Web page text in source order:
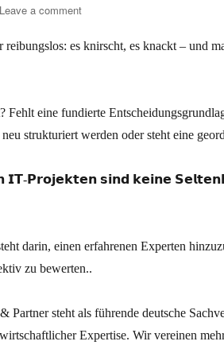
Leave a comment
es knirscht, es knackt – und
Fehlt eine fundierte
strukturiert werden oder steht eine
𝗜𝗧-𝗣𝗿𝗼𝗷𝗲𝗸𝘁𝗲𝗻 𝘀𝗶𝗻𝗱 𝗸𝗲𝗶𝗻𝗲
darin, einen erfahrenen Experten
zu bewerten..
Partner steht als führende deutsche
Expertise. Wir vereinen